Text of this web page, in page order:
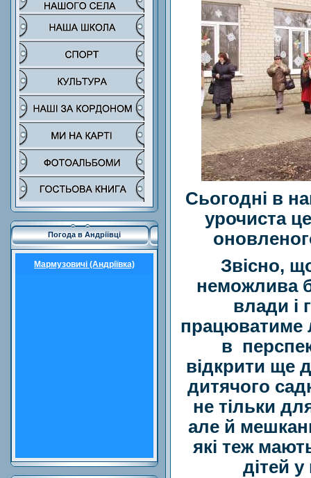
Погода в Андріївці
Мармузовичі (Андріївка)
Сьогодні в
урочиста
Звісно,
неможлива
влади і
працюватиме
в
відкрити ще
дитячого
не тільки
але й
які теж
дітей